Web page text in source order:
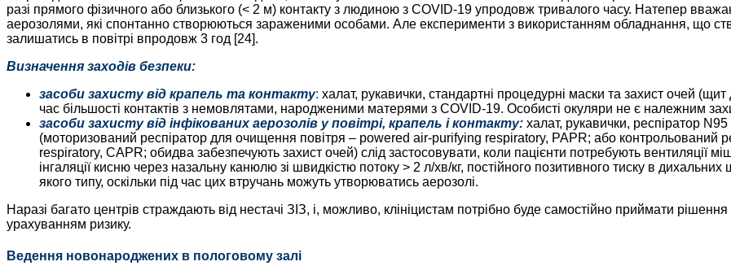
разі прямого фізичного або близького (< 2 м) контакту з людиною з COVID-19 упродовж тривалого часу. Натепер
аерозолями, які спонтанно створюються зараженими особами. Але експерименти з використанням обладнання, що
залишатись в повітрі впродовж 3 год [24].
Визначення заходів безпеки:
засоби захисту від крапель та контакту: халат, рукавички, стандартні процедурні маски та захист очей
час більшості контактів з немовлятами, народженими матерями з COVID-19. Особисті окуляри не є належним
засоби захисту від інфікованих аерозолів у повітрі, крапель і контакту: халат, рукавички, респіратор
(моторизований респіратор для очищення повітря – powered air-purifying respiratory, PAPR; або контрольований
respiratory, CAPR; обидва забезпечують захист очей) слід застосовувати, коли пацієнти потребують вентиляції
інгаляції кисню через назальну канюлю зі швидкістю потоку > 2 л/хв/кг, постійного позитивного тиску в
якого типу, оскільки під час цих втручань можуть утворюватись аерозолі.
Наразі багато центрів страждають від нестачі ЗІЗ, і, можливо, клініцистам потрібно буде самостійно приймати
урахуванням ризику.
Ведення новонароджених в пологовому залі